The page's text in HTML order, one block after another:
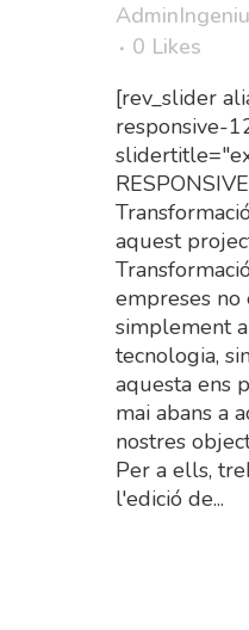
0 Likes
[rev_slider
responsive-
aquest
empreses no
simplement
tecnologia,
aquesta ens
mai abans a
nostres
Per a ells,
l'edició de...